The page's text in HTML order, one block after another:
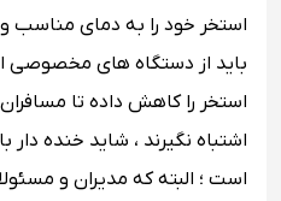
استخر خود را به دمای مناسب و
باید از دستگاه های مخصوصی
استخر را کاهش داده تا
اشتباه نگیرند ، شاید خنده
است ؛ البته که مدیران و